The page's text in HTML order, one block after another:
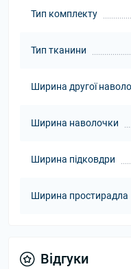
Тип комплекту
Тип тканини
Ширина другої
Ширина наволочки
Ширина підковдри
Ширина простирадла
Відгуки